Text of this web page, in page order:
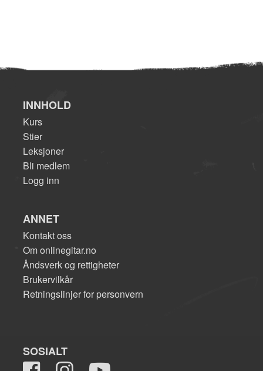
INNHOLD
Kurs
Stier
Leksjoner
Bli medlem
Logg inn
ANNET
Kontakt oss
Om onlinegitar.no
Åndsverk og rettigheter
Brukervilkår
Retningslinjer for personvern
SOSIALT